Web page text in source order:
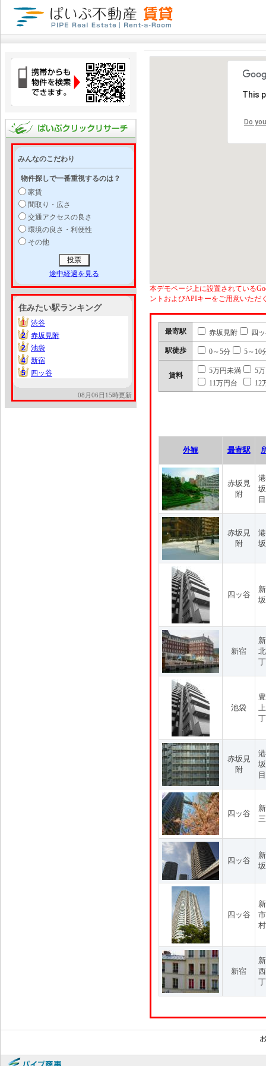
みんなのこだわり
物件探しで一番重視するのは？
家賃
間取り・広さ
交通アクセスの良さ
環境の良さ・利便性
その他
途中経過を見る
住みたい駅ランキング
1
1
渋谷
2
2
赤坂見附
2
2
池袋
4
4
新宿
5
5 四ッ谷
08月06日15時更新
This
Do
本デモページ上に設置されている
ントおよびAPIキーをご用意いただ
最寄駅 赤坂見附 四
駅徒歩 0～5分 5～10
賃料
5万円未満
5
11万円台
12
外観 最寄駅
赤坂見
附
目
赤坂見
附
四ッ谷
新宿
池袋
赤坂見
附
目
四ッ谷
四ッ谷
四ッ谷
新宿